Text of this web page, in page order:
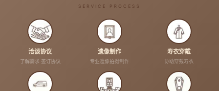
SERVICE PROCESS
洽谈协议
了解需求 签订协议
遗像制作
专业遗像拍摄制作
寿衣穿戴
协助穿戴寿衣